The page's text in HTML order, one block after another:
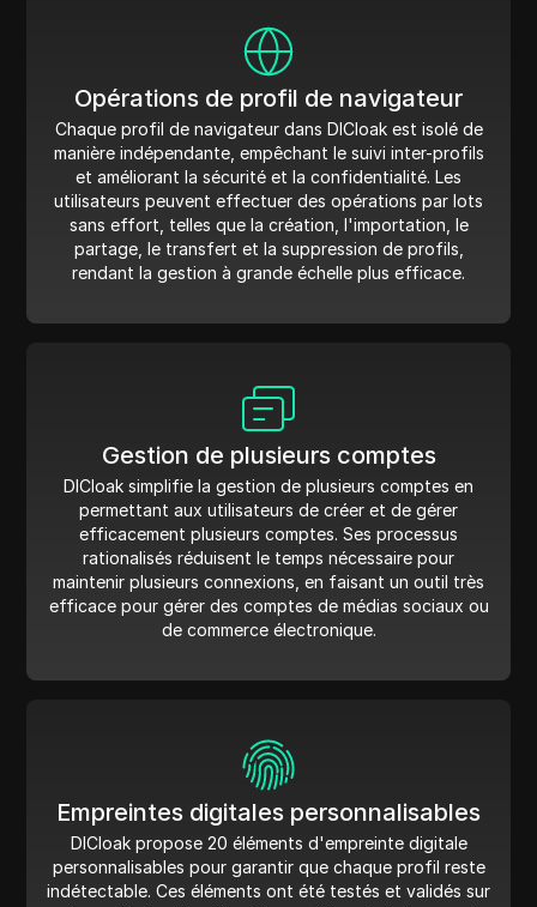
Opérations de profil de navigateur
Chaque profil de navigateur dans DICloak est isolé de
manière indépendante, empêchant le suivi inter-profils
et améliorant la sécurité et la confidentialité. Les
utilisateurs peuvent effectuer des opérations par lots
sans effort, telles que la création, l'importation, le
partage, le transfert et la suppression de profils,
rendant la gestion à grande échelle plus efficace.
Gestion de plusieurs comptes
DICloak simplifie la gestion de plusieurs comptes en
permettant aux utilisateurs de créer et de gérer
efficacement plusieurs comptes. Ses processus
rationalisés réduisent le temps nécessaire pour
maintenir plusieurs connexions, en faisant un outil très
efficace pour gérer des comptes de médias sociaux ou
de commerce électronique.
Empreintes digitales personnalisables
DICloak propose 20 éléments d'empreinte digitale
personnalisables pour garantir que chaque profil reste
indétectable. Ces éléments ont été testés et validés sur